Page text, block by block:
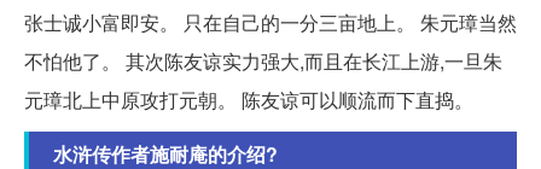
张士诚小富即安。 只在自己的一分三亩地上。 朱元璋当然
不怕他了。 其次陈友谅实力强大,而且在长江上游,一旦朱
元璋北上中原攻打元朝。 陈友谅可以顺流而下直捣。
水浒传作者施耐庵的介绍?